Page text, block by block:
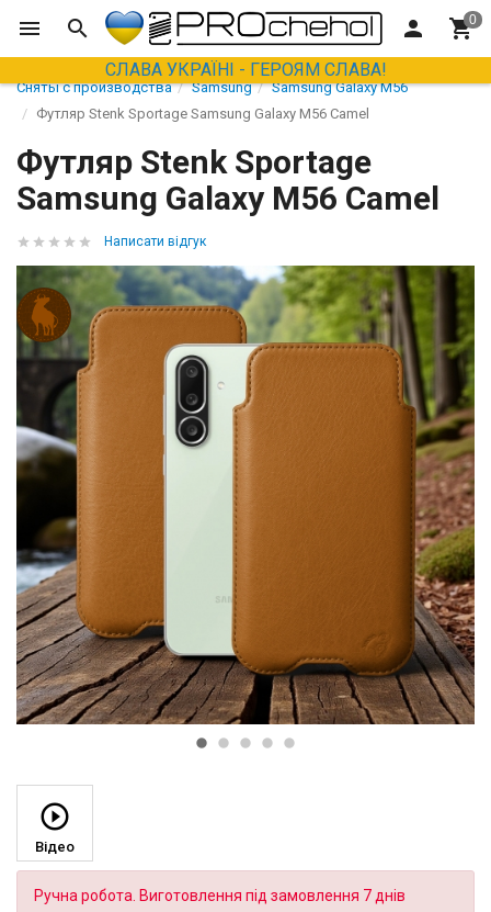
СЛАВА УКРАЇНІ - ГЕРОЯМ СЛАВА!
Сняты с производства Samsung
Samsung Galaxy M56
Футляр Stenk Sportage Samsung Galaxy M56 Camel
Футляр Stenk Sportage
Samsung Galaxy M56 Camel
Написати відгук
Відео
Ручна робота. Виготовлення під замовлення 7 днів